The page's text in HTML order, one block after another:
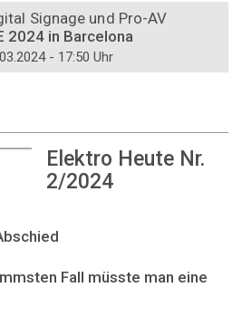
Signage und Pro-AV
2024 in Barcelona
- 17:50 Uhr
Elektro Heute Nr.
2/2024
Fall müsste man eine